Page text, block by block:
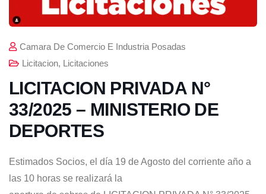
Camara De Comercio E Industria Posadas
Licitacion, Licitaciones
LICITACION PRIVADA N°
33/2025 – MINISTERIO DE
DEPORTES
Estimados Socios, el día 19 de Agosto del corriente año a
las 10 horas se realizará la